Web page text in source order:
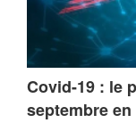
Covid-19 : le
septembre